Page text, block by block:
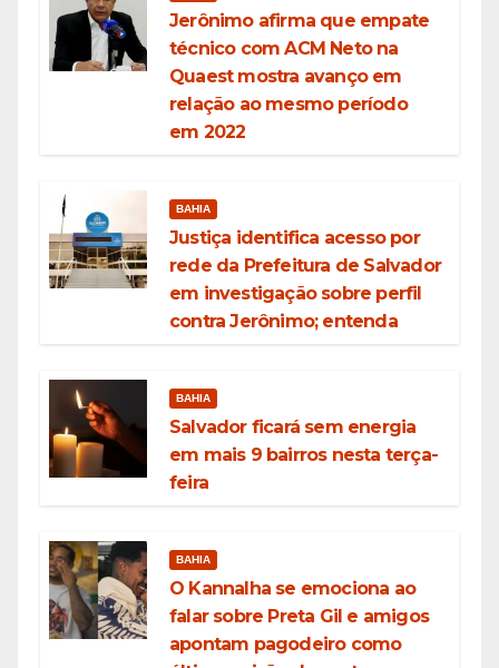
Jerônimo afirma que empate
técnico com ACM Neto na
Quaest mostra avanço em
relação ao mesmo período
em 2022
BAHIA
Justiça identifica acesso por
rede da Prefeitura de Salvador
em investigação sobre perfil
contra Jerônimo; entenda
BAHIA
Salvador ficará sem energia
em mais 9 bairros nesta terça-
feira
BAHIA
O Kannalha se emociona ao
falar sobre Preta Gil e amigos
apontam pagodeiro como